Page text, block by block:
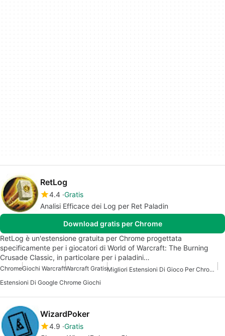
RetLog
4.4 Gratis
Analisi Efficace dei Log per Ret Paladin
Download gratis per Chrome
RetLog è un'estensione gratuita per Chrome progettata
specificamente per i giocatori di World of Warcraft: The Burning
Crusade Classic, in particolare per i paladini…
ChromeGiochi WarcraftWarcraft Gratis
Migliori Estensioni Di Gioco Per Chrome
Estensioni Di Google Chrome Giochi
WizardPoker
4.9 Gratis